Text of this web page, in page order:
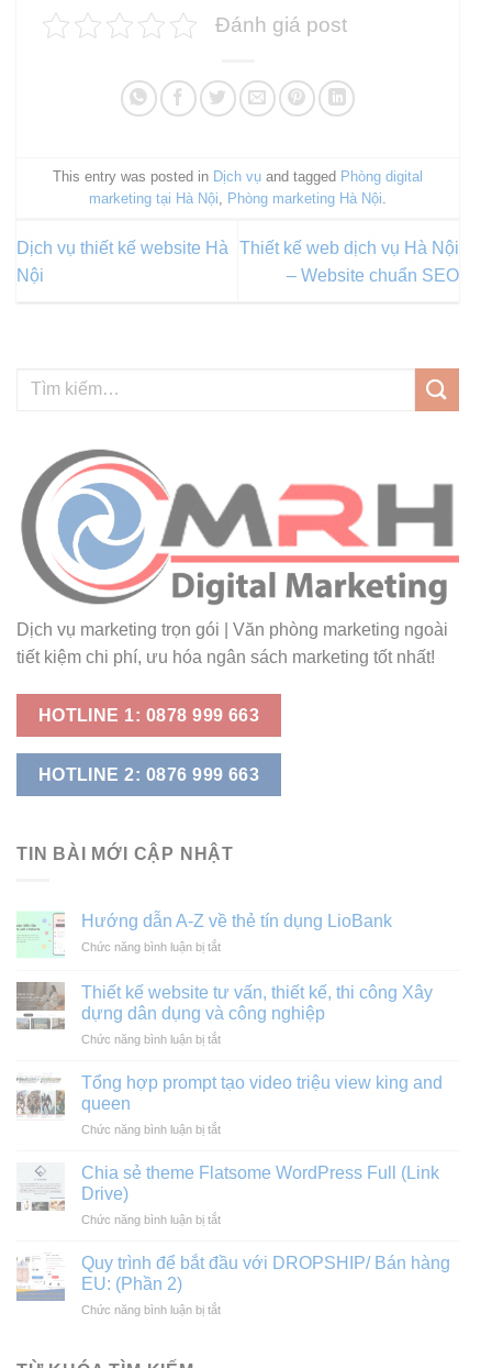
Đánh giá post
This entry was posted in Dịch vụ and tagged Phòng digital
marketing tại Hà Nội
Phòng marketing Hà Nội
Dịch vụ thiết kế website Hà
Nội
Thiết kế web dịch vụ Hà Nội
– Website chuẩn SEO
Dịch vụ marketing trọn gói | Văn phòng marketing ngoài
tiết kiệm chi phí, ưu hóa ngân sách marketing tốt nhất!
HOTLINE 1: 0878 999 663
HOTLINE 2: 0876 999 663
TIN BÀI MỚI CẬP NHẬT
Hướng dẫn A-Z về thẻ tín dụng LioBank
Chức năng bình luận bị tắtở
A-
Z
về
tín
Thiết kế website tư vấn, thiết kế, thi công Xây
dựng dân dụng và công nghiệp
Chức năng bình luận bị tắtở
kế
website
vấn,
kế,
Xây
dân
Tổng hợp prompt tạo video triệu view king and
queen
Chức năng bình luận bị tắtở
hợp
video
view
queen
Chia sẻ theme Flatsome WordPress Full (Link
Drive)
Chức năng bình luận bị tắtở
sẻ
WordPress
Quy trình để bắt đầu với DROPSHIP/ Bán hàng
EU: (Phần 2)
Chức năng bình luận bị tắtở